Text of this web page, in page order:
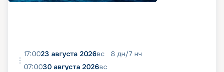
17:0023 августа 2026вс 8 дн/7 нч
07:0030 августа 2026вс